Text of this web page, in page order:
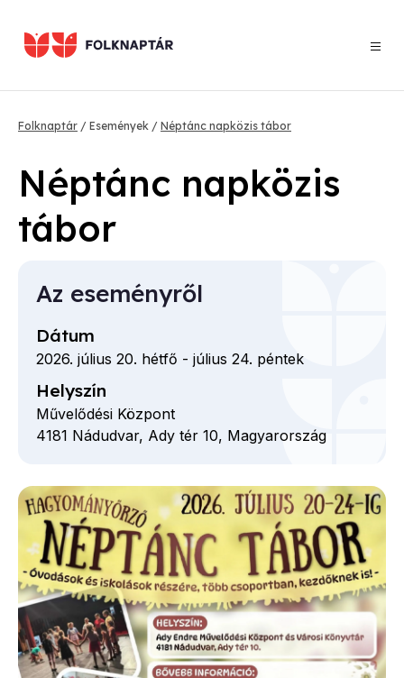
tartalomra
Morzsa
Folknaptár Események Néptánc napközis tábor
Néptánc napközis
tábor
Az eseményről
Dátum
2026. július 20. hétfő - július 24. péntek
Helyszín
Művelődési Központ
4181 Nádudvar, Ady tér 10, Magyarország